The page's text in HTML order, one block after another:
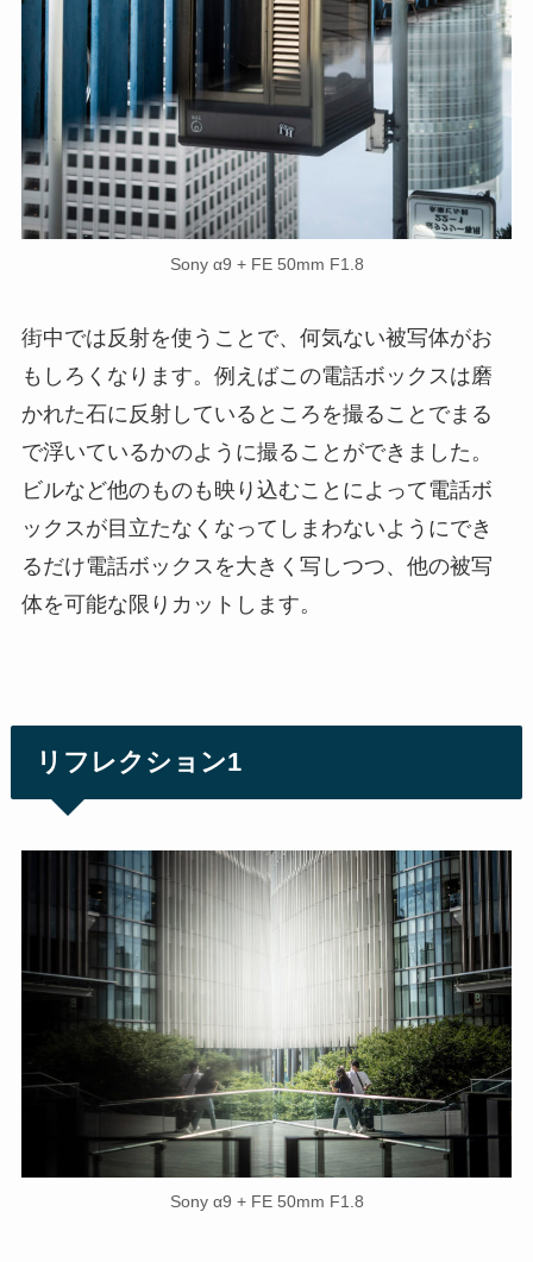
Sony α9 + FE 50mm F1.8
街中では反射を使うことで、何気ない被写体がお
もしろくなります。例えばこの電話ボックスは磨
かれた石に反射しているところを撮ることでまる
で浮いているかのように撮ることができました。
ビルなど他のものも映り込むことによって電話ボ
ックスが目立たなくなってしまわないようにでき
るだけ電話ボックスを大きく写しつつ、他の被写
体を可能な限りカットします。
リフレクション1
Sony α9 + FE 50mm F1.8